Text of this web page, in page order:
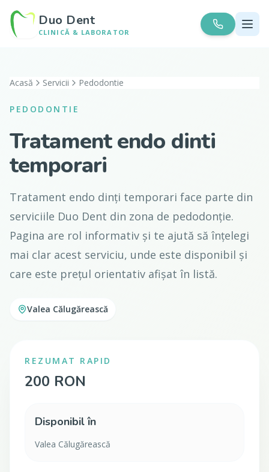
Duo Dent
CLINICĂ & LABORATOR
Acasă Servicii Pedodontie
PEDODONTIE
Tratament endo dinti
temporari
Tratament endo dinți temporari face parte din
serviciile Duo Dent din zona de pedodonție.
Pagina are rol informativ și te ajută să înțelegi
mai clar acest serviciu, unde este disponibil și
care este prețul orientativ afișat în listă.
Valea Călugărească
REZUMAT RAPID
200 RON
Disponibil în
Valea Călugărească